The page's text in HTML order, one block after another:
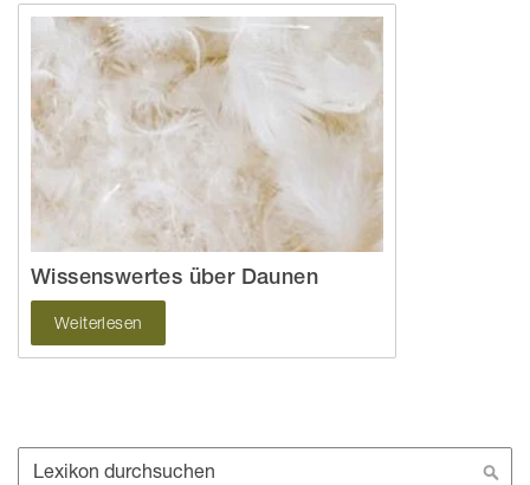
Wissenswertes über Daunen
Weiterlesen
Suche